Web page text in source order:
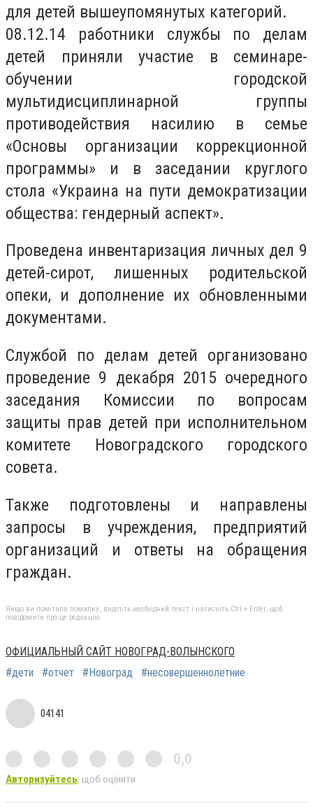
для детей вышеупомянутых категорий.
08.12.14 работники службы по делам
детей приняли участие в семинаре-
обучении городской
мультидисциплинарной группы
противодействия насилию в семье
«Основы организации коррекционной
программы» и в заседании круглого
стола «Украина на пути демократизации
общества: гендерный аспект».
Проведена инвентаризация личных дел 9
детей-сирот, лишенных родительской
опеки, и дополнение их обновленными
документами.
Службой по делам детей организовано
проведение 9 декабря 2015 очередного
заседания Комиссии по вопросам
защиты прав детей при исполнительном
комитете Новоградского городского
совета.
Также подготовлены и направлены
запросы в учреждения, предприятий
организаций и ответы на обращения
граждан.
Якщо ви помітили помилку, виділіть необхідний текст і натисніть Ctrl + Enter, щоб
повідомити про це редакцію
ОФИЦИАЛЬНЫЙ САЙТ НОВОГРАД-ВОЛЫНСКОГО
#дети
#отчет #Новоград #несовершеннолетние
04141
0,0
Авторизуйтесь, щоб оцінити